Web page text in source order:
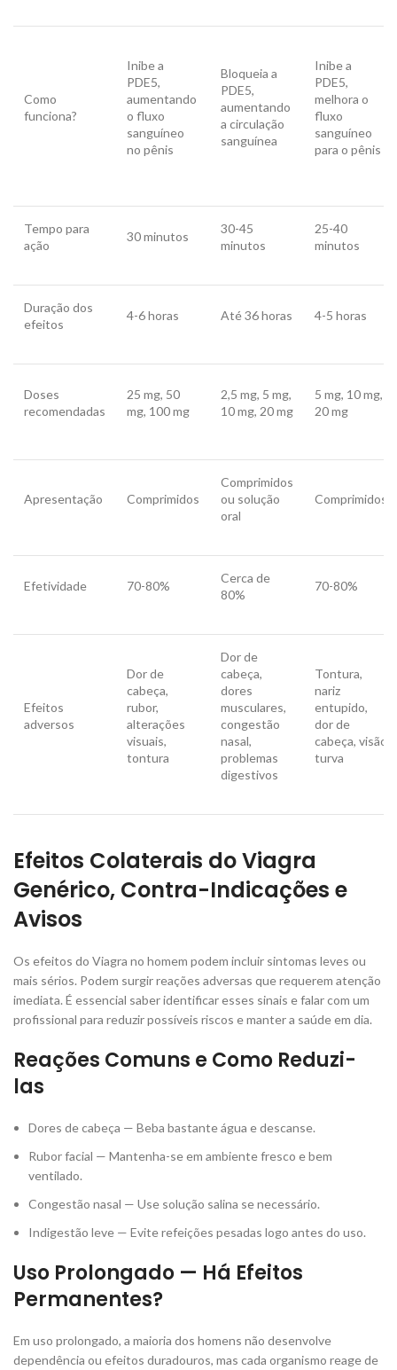
Como
funciona?
Inibe a
PDE5,
aumentando
o fluxo
sanguíneo
no pênis
Bloqueia a
PDE5,
aumentando
a circulação
sanguínea
Inibe a
PDE5,
melhora o
fluxo
sanguíneo
para o pênis
Tempo para
ação
30 minutos
30-45
minutos
25-40
minutos
Duração dos
efeitos
4-6 horas Até 36 horas 4-5 horas
Doses
recomendadas
25 mg, 50
mg, 100 mg
2,5 mg, 5 mg,
10 mg, 20 mg
5 mg, 10 mg,
20 mg
Apresentação Comprimidos
Comprimidos
ou solução
oral
Comprimidos
Efetividade 70-80%
Cerca de
80%
70-80%
Efeitos
adversos
Dor de
cabeça,
rubor,
alterações
visuais,
tontura
Dor de
cabeça,
dores
musculares,
congestão
nasal,
problemas
digestivos
Tontura,
nariz
entupido,
dor de
cabeça, visão
turva
Efeitos Colaterais do Viagra
Genérico, Contra-Indicações e
Avisos
Os efeitos do Viagra no homem podem incluir sintomas leves ou
mais sérios. Podem surgir reações adversas que requerem atenção
imediata. É essencial saber identificar esses sinais e falar com um
profissional para reduzir possíveis riscos e manter a saúde em dia.
Reações Comuns e Como Reduzi-
las
Dores de cabeça — Beba bastante água e descanse.
Rubor facial — Mantenha-se em ambiente fresco e bem
ventilado.
Congestão nasal — Use solução salina se necessário.
Indigestão leve — Evite refeições pesadas logo antes do uso.
Uso Prolongado — Há Efeitos
Permanentes?
Em uso prolongado, a maioria dos homens não desenvolve
dependência ou efeitos duradouros, mas cada organismo reage de